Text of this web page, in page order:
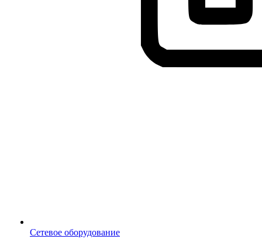
Сетевое оборудование